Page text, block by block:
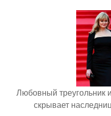
Любовный треугольник
скрывает